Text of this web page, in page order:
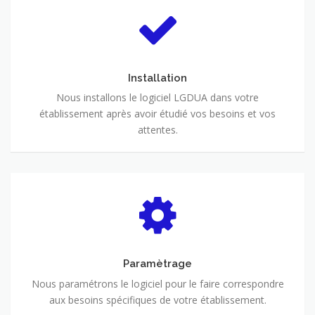
Installation
Nous installons le logiciel LGDUA dans votre
établissement après avoir étudié vos besoins et vos
attentes.
Paramètrage
Nous paramétrons le logiciel pour le faire correspondre
aux besoins spécifiques de votre établissement.